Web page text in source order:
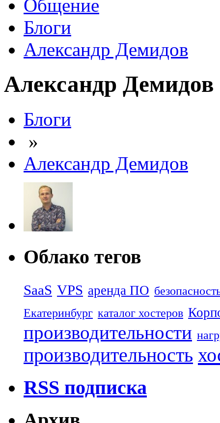
Общение
Блоги
Александр Демидов
Александр Демидов
Блоги
»
Александр Демидов
Облако тегов
SaaS VPS аренда ПО
Екатеринбург каталог хостеров
производительности
производительность
RSS подписка